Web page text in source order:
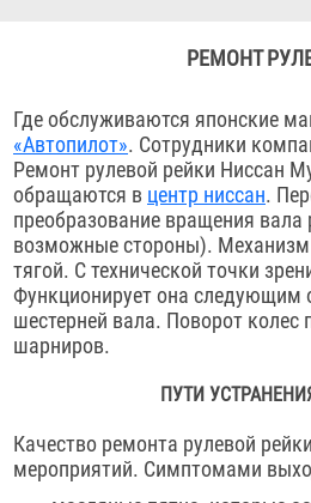
РЕМОНТ
Где обслуживаются японские
«Автопилот». Сотрудники
Ремонт рулевой рейки Ниссан
обращаются в центр ниссан.
преобразование вращения
возможные стороны). Механизм
тягой. С технической точки
Функционирует она следующим
шестерней вала. Поворот колес
шарниров.
ПУТИ
Качество ремонта рулевой
мероприятий. Симптомами